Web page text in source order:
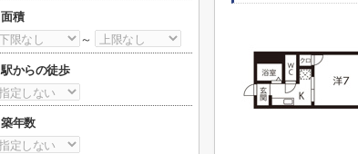
面積
～
駅からの徒歩
築年数